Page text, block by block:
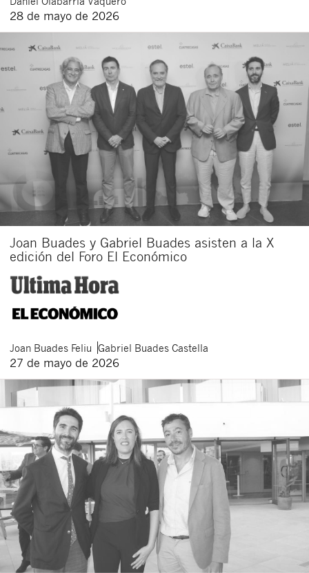
28 de mayo de 2026
Joan Buades y Gabriel Buades asisten a la X
edición del Foro El Económico
Joan Buades Feliu Gabriel Buades Castella
27 de mayo de 2026